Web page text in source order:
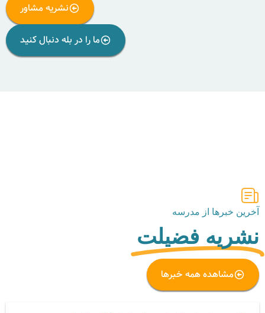
نشریه مشاور
ما را در بله دنبال کنید
آخرین خبرها از مدرسه
نشریه فضیلت
مشاهده همه خبرها